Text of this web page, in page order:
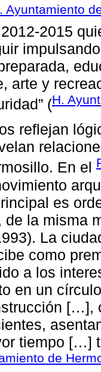
Ayuntamiento
2015
arte y
(H.
reflejan
En el
es
de la misma
La
como
a los
en un
[…],
tiempo […]
de